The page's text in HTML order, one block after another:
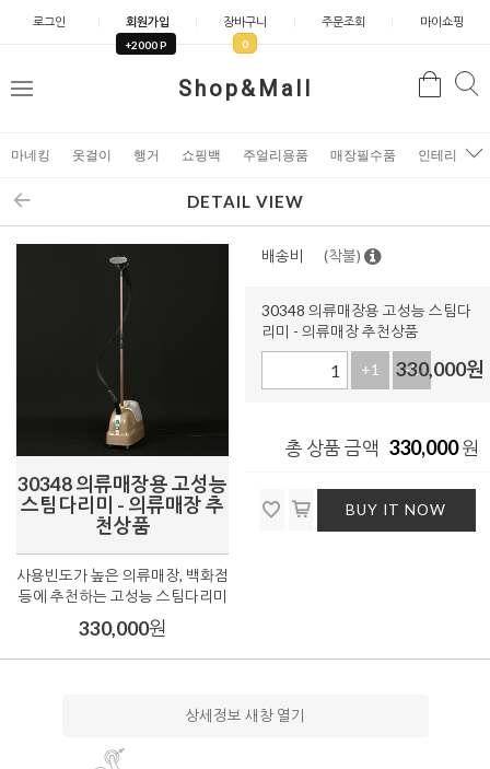
로그인 회원가입
+2000 P
장바구니
0
주문조회 마이쇼핑
Shop&Mall
메
검
마네킹 옷걸이 행거 쇼핑백 주얼리용품 매장필수품 인테리어소
DETAIL VIEW
30348 의류매장용 고성능
스팀다리미 - 의류매장 추
천상품
사용빈도가 높은 의류매장, 백화점
등에 추천하는 고성능 스팀다리미
330,000원
배송비 (착불)
30348 의류매장용 고성능 스팀다
리미 - 의류매장 추천상품
+1 -1
330,000원
총 상품 금액 330,000원
BUY IT NOW
상세정보 새창 열기